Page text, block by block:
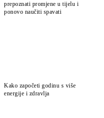
prepoznati promjene u tijelu i
ponovo naučiti spavati
Kako započeti godinu s više
energije i zdravlja